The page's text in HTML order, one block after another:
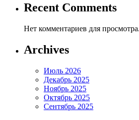
Recent Comments
Нет комментариев для просмотра.
Archives
Июль 2026
Декабрь 2025
Ноябрь 2025
Октябрь 2025
Сентябрь 2025